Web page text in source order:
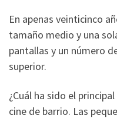
En apenas veinticinco
tamaño medio y una
pantallas y un número
superior.
¿Cuál ha sido el
cine de barrio. Las